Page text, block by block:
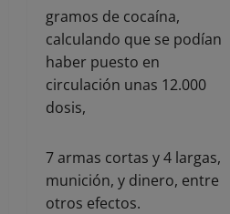
gramos de cocaína,
calculando que se podían
haber puesto en
circulación unas 12.000
dosis,
7 armas cortas y 4 largas,
munición, y dinero, entre
otros efectos.